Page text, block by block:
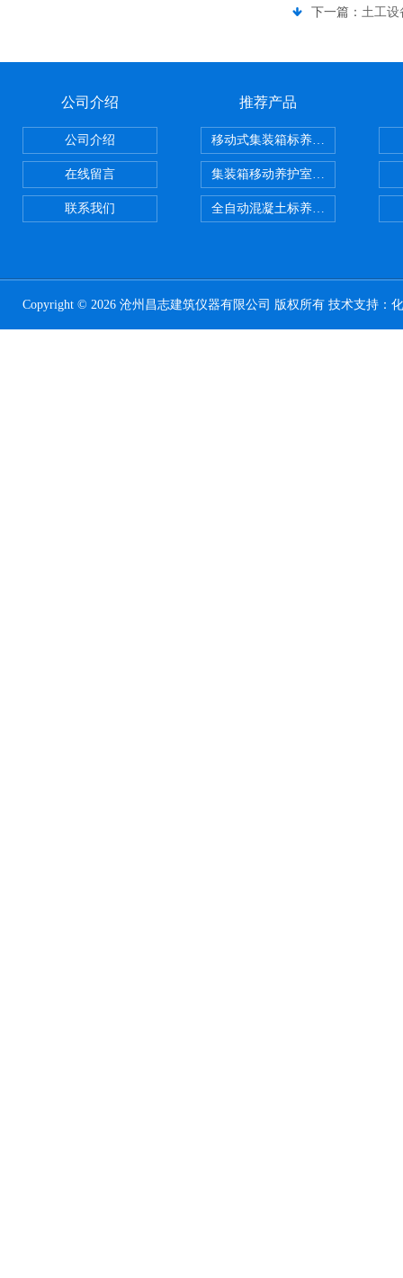
下一篇： 土工设
公司介绍
公司介绍
在线留言
联系我们
推荐产品
移动式集装箱标养室 养护室设备
集装箱移动养护室 标养室
全自动混凝土标养室恒温恒湿设备
Copyright © 2026 沧州昌志建筑仪器有限公司 版权所有 技术支持：